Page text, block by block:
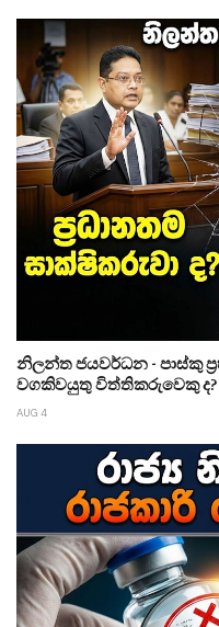
නිලන්ත ජයවර්ධන - පාස්කු
වගකිවයුතු විත්තිකරුවෙකු ද?
AUG 4